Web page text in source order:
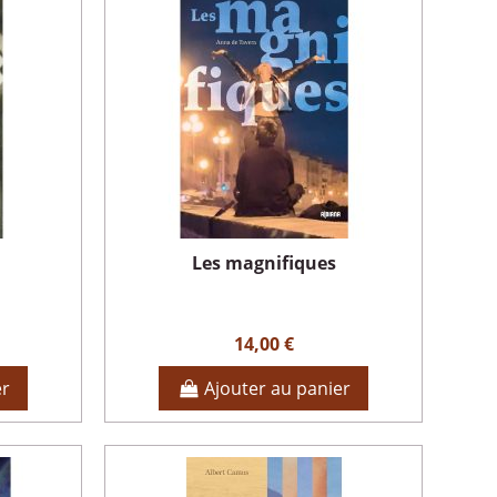
Les magnifiques
14,00 €
Ajouter au panier